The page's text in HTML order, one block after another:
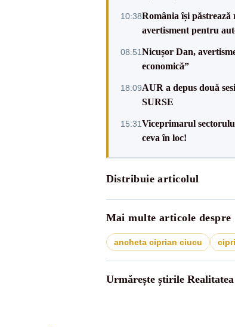
10:38România își
avertisment pentru
08:51Nicușor Dan,
economică”
18:09AUR a depus două
SURSE
15:31Viceprimarul
ceva în loc!
Distribuie articolul
Mai multe articole despre
ancheta ciprian ciucu
Urmărește știrile